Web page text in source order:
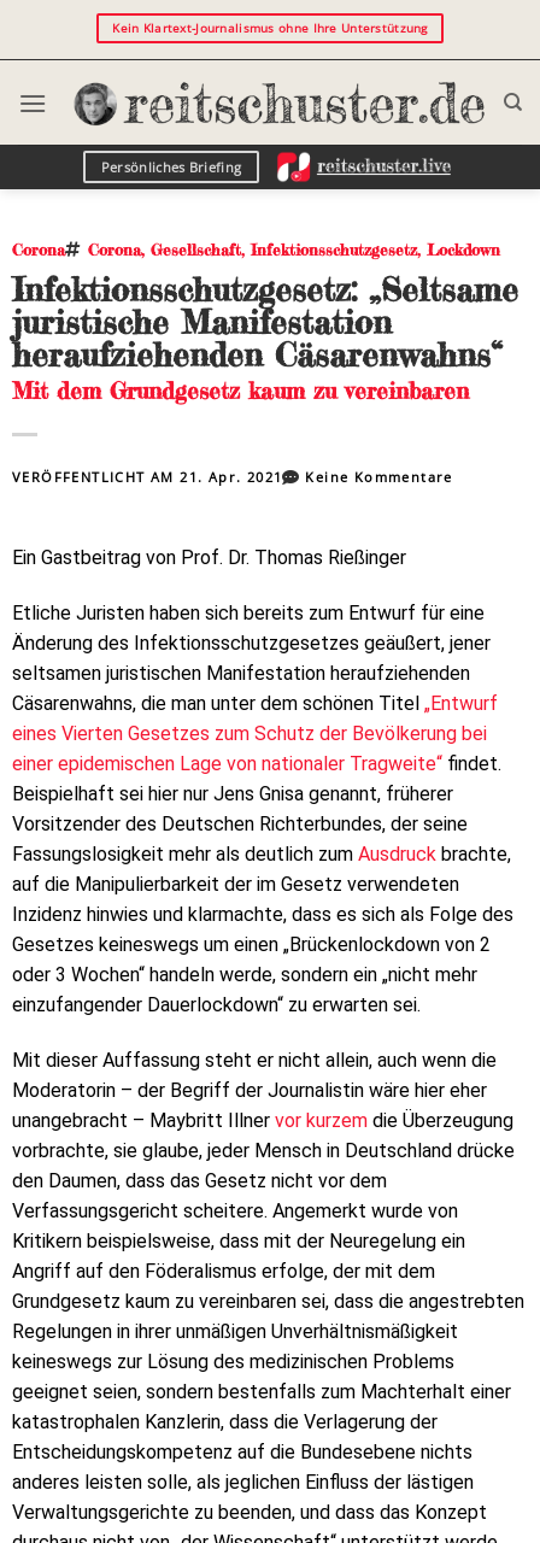
Kein Klartext-Journalismus ohne Ihre Unterstützung
Persönliches Briefing
Corona Corona, Gesellschaft,Infektionsschutzgesetz, Lockdown
Infektionsschutzgesetz: „Seltsame
juristische Manifestation
heraufziehenden Cäsarenwahns“
Mit dem Grundgesetz kaum zu vereinbaren
VERÖFFENTLICHT AM21. Apr. 2021 Keine Kommentare
Ein Gastbeitrag von Prof. Dr. Thomas Rießinger
Etliche Juristen haben sich bereits zum Entwurf für eine
Änderung des Infektionsschutzgesetzes geäußert, jener
seltsamen juristischen Manifestation heraufziehenden
Cäsarenwahns, die man unter dem schönen Titel „Entwurf
eines Vierten Gesetzes zum Schutz der Bevölkerung bei
einer epidemischen Lage von nationaler Tragweite“ findet.
Beispielhaft sei hier nur Jens Gnisa genannt, früherer
Vorsitzender des Deutschen Richterbundes, der seine
Fassungslosigkeit mehr als deutlich zum Ausdruck brachte,
auf die Manipulierbarkeit der im Gesetz verwendeten
Inzidenz hinwies und klarmachte, dass es sich als Folge des
Gesetzes keineswegs um einen „Brückenlockdown von 2
oder 3 Wochen“ handeln werde, sondern ein „nicht mehr
einzufangender Dauerlockdown“ zu erwarten sei.
Mit dieser Auffassung steht er nicht allein, auch wenn die
Moderatorin – der Begriff der Journalistin wäre hier eher
unangebracht – Maybritt Illner vor kurzem die Überzeugung
vorbrachte, sie glaube, jeder Mensch in Deutschland drücke
den Daumen, dass das Gesetz nicht vor dem
Verfassungsgericht scheitere. Angemerkt wurde von
Kritikern beispielsweise, dass mit der Neuregelung ein
Angriff auf den Föderalismus erfolge, der mit dem
Grundgesetz kaum zu vereinbaren sei, dass die angestrebten
Regelungen in ihrer unmäßigen Unverhältnismäßigkeit
keineswegs zur Lösung des medizinischen Problems
geeignet seien, sondern bestenfalls zum Machterhalt einer
katastrophalen Kanzlerin, dass die Verlagerung der
Entscheidungskompetenz auf die Bundesebene nichts
anderes leisten solle, als jeglichen Einfluss der lästigen
Verwaltungsgerichte zu beenden, und dass das Konzept